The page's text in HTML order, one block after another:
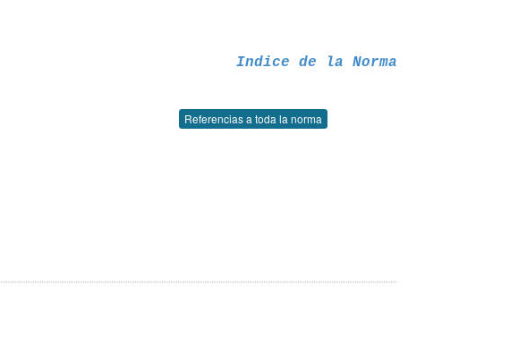
Indice de la Norma
Referencias a toda la norma